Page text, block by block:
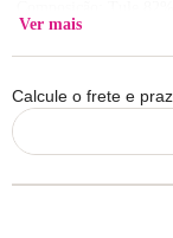
Ver mais
Calcule o frete e